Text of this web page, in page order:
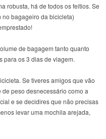
robusta, há de todos os feitios. Se
bagageiro da bicicleta)
de bagagem tanto quanto
para os 3 dias de viagem.
Se tiveres amigos que vão
peso desnecessário como a
e se decidires que não precisas
levar uma mochila arejada,